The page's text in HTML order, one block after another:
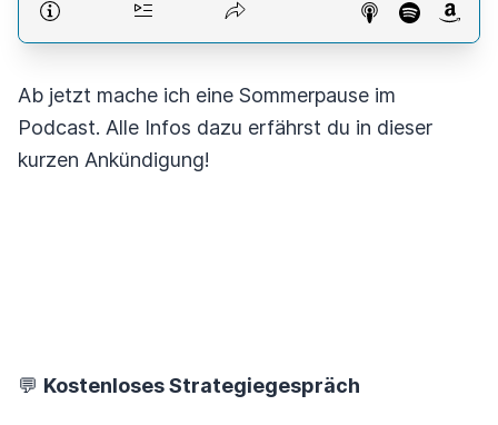
Ab jetzt mache ich eine Sommerpause im
Podcast. Alle Infos dazu erfährst du in dieser
kurzen Ankündigung!
💬 Kostenloses Strategiegespräch